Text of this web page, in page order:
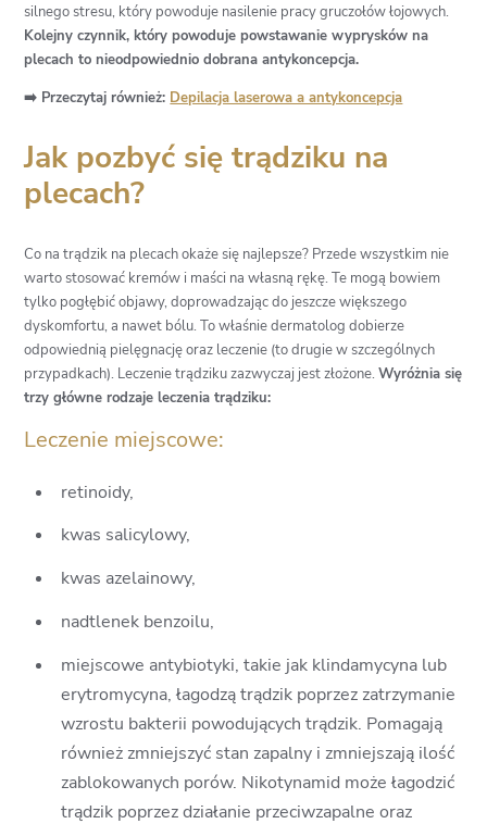
silnego stresu, który powoduje nasilenie pracy gruczołów łojowych.
Kolejny czynnik, który powoduje powstawanie wyprysków na
plecach to nieodpowiednio dobrana antykoncepcja.
➡️ Przeczytaj również: Depilacja laserowa a antykoncepcja
Jak pozbyć się trądziku na
plecach?
Co na trądzik na plecach okaże się najlepsze? Przede wszystkim nie
warto stosować kremów i maści na własną rękę. Te mogą bowiem
tylko pogłębić objawy, doprowadzając do jeszcze większego
dyskomfortu, a nawet bólu. To właśnie dermatolog dobierze
odpowiednią pielęgnację oraz leczenie (to drugie w szczególnych
przypadkach). Leczenie trądziku zazwyczaj jest złożone.Wyróżnia się
trzy główne rodzaje leczenia trądziku:
Leczenie miejscowe:
retinoidy,
kwas salicylowy,
kwas azelainowy,
nadtlenek benzoilu,
miejscowe antybiotyki, takie jak klindamycyna lub
erytromycyna, łagodzą trądzik poprzez zatrzymanie
wzrostu bakterii powodujących trądzik. Pomagają
również zmniejszyć stan zapalny i zmniejszają ilość
zablokowanych porów. Nikotynamid może łagodzić
trądzik poprzez działanie przeciwzapalne oraz